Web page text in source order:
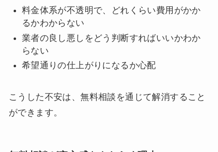
料金体系が不透明で、どれくらい費用がかか
るかわからない
業者の良し悪しをどう判断すればいいかわか
らない
希望通りの仕上がりになるか心配
こうした不安は、無料相談を通じて解消すること
ができます。